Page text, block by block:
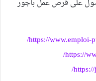
على فرص عمل بأجور
https://www.emploi-
https://